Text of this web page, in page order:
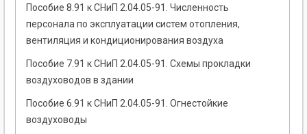
Пособие 8.91 к СНиП 2.04.05-91. Численность
персонала по эксплуатации систем отопления,
вентиляция и кондиционирования воздуха
Пособие 7.91 к СНиП 2.04.05-91. Схемы прокладки
воздуховодов в здании
Пособие 6.91 к СНиП 2.04.05-91. Огнестойкие
воздуховоды